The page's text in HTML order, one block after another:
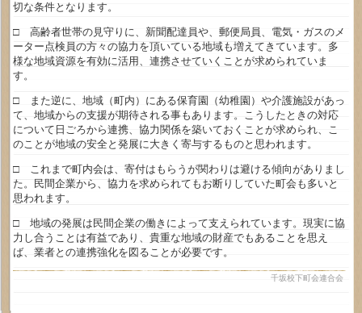
切な条件となります。
□ 高齢者世帯の見守りに、新聞配達員や、郵便局員、電気・ガスのメ
ーター点検員の方々の協力を頂いている地域も増えてきています。多
様な地域資源を有効に活用、連携させていくことが求められていま
す。
□ また逆に、地域（町内）にある保育園（幼稚園）や介護施設があっ
て、地域からの支援が期待される事もあります。こうしたときの対応
について日ごろから連携、協力関係を築いておくことが求められ、こ
のことが地域の安全と発展に大きく寄与するものと思われます。
□ これまで町内会は、寄付はもらうが関わりは避ける傾向がありまし
た。民間企業から、協力を求められてもお断りしていた町会も多いと
思われます。
□ 地域の発展は民間企業の働きによって支えられています。現実に協
力し合うことは有益であり、貴重な地域の財産でもあることを思え
ば、業者との連携強化を図ることが必要です。
千坂校下町会連合会